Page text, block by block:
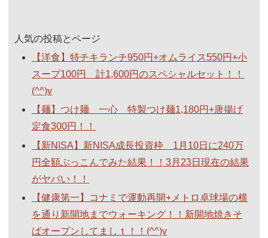
人気の投稿とページ
【洋食】特チキランチ950円+オムライス550円+小
スープ100円 計1,600円のスペシャルセット！！
(^^)v
【麺】つけ麺 一心 特製つけ麺1,180円+唐揚げ
定食300円！！
【新NISA】新NISA成長投資枠 1月10日に240万
円全額ぶっこんでみた結果！！3月23日現在の結果
がヤバい！！
【健康第一】コナミで運動再開+メトロ卓球場の横
を通り新開地までウォーキング！！新開地焼きそ
ばオープンしてましｔ！！(^^)v